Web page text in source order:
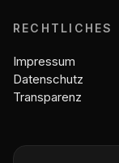
RECHTLICHES
Impressum
Datenschutz
Transparenz